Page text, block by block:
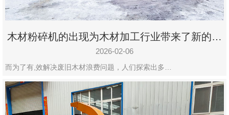
木材粉碎机的出现为木材加工行业带来了新的变
化
2026-02-06
而为了有,效解决废旧木材浪费问题，人们探索出多…